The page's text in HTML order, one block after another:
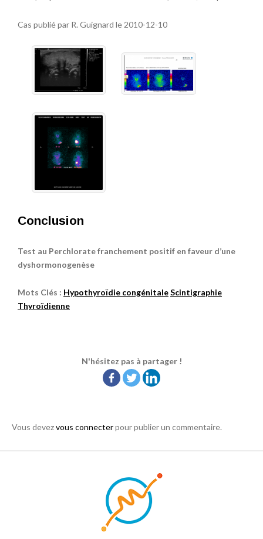
Cas publié par R. Guignard le 2010-12-10
Conclusion
Test au Perchlorate franchement positif en faveur d’une
dyshormonogenèse
Mots Clés : Hypothyroïdie congénitaleScintigraphie
Thyroïdienne
N'hésitez pas à partager !
Vous devezvous connecterpour publier un commentaire.